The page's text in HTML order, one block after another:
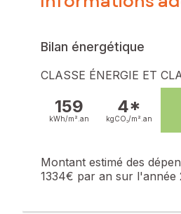
Prix de vente : 199 900 €
Honoraires charge vendeur
Contactez votre conseiller
Bilan énergétique
CLASSE ÉNERGIE ET
159
kWh/m². an
4*
kgCO₂/m². an
Montant estimé des
1334€ par an sur l'année